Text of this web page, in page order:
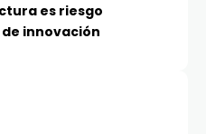
es riesgo
innovación